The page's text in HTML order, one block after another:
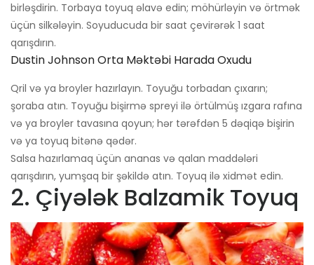
birləşdirin. Torbaya toyuq əlavə edin; möhürləyin və örtmək
üçün silkələyin. Soyuducuda bir saat çevirərək 1 saat
qarışdırın.
Dustin Johnson Orta Məktəbi Harada Oxudu
Qril və ya broyler hazırlayın. Toyuğu torbadan çıxarın;
şoraba atın. Toyuğu bişirmə spreyi ilə örtülmüş ızgara rafına
və ya broyler tavasına qoyun; hər tərəfdən 5 dəqiqə bişirin
və ya toyuq bitənə qədər.
Salsa hazırlamaq üçün ananas və qalan maddələri
qarışdırın, yumşaq bir şəkildə atın. Toyuq ilə xidmət edin.
2. Çiyələk Balzamik Toyuq